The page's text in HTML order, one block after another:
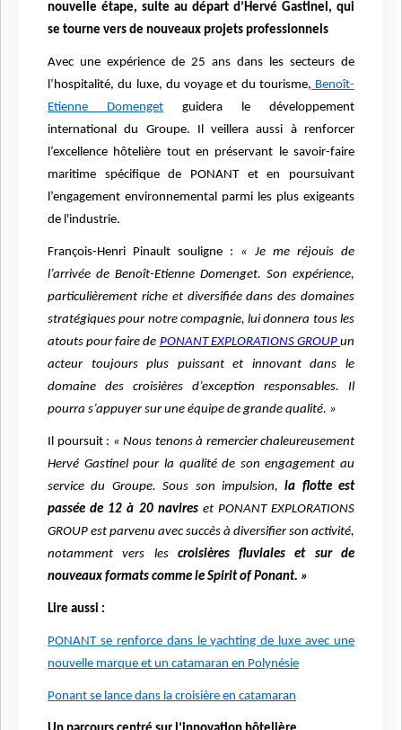
nouvelle étape, suite au départ d’Hervé Gastinel, qui
se tourne vers de nouveaux projets professionnels
Avec une expérience de 25 ans dans les secteurs de
l’hospitalité, du luxe, du voyage et du tourisme, Benoît-
Etienne Domenget guidera le développement
international du Groupe. Il veillera aussi à renforcer
l’excellence hôtelière tout en préservant le savoir-faire
maritime spécifique de PONANT et en poursuivant
l’engagement environnemental parmi les plus exigeants
de l'industrie.
François-Henri Pinault souligne : « Je me réjouis de
l’arrivée de Benoît-Etienne Domenget. Son expérience,
particulièrement riche et diversifiée dans des domaines
stratégiques pour notre compagnie, lui donnera tous les
atouts pour faire de PONANT EXPLORATIONS GROUPun
acteur toujours plus puissant et innovant dans le
domaine des croisières d’exception responsables. Il
pourra s’appuyer sur une équipe de grande qualité. »
Il poursuit : « Nous tenons à remercier chaleureusement
Hervé Gastinel pour la qualité de son engagement au
service du Groupe. Sous son impulsion,la flotte est
passée de 12 à 20 navires et PONANT EXPLORATIONS
GROUP est parvenu avec succès à diversifier son activité,
notamment vers les croisières fluviales et sur de
nouveaux formats comme le Spirit of Ponant. »
Lire aussi :
PONANT se renforce dans le yachting de luxe avec une
nouvelle marque et un catamaran en Polynésie
Ponant se lance dans la croisière en catamaran